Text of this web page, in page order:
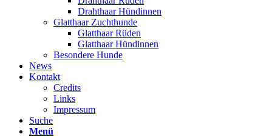
Drahthaar Hündinnen
Glatthaar Zuchthunde
Glatthaar Rüden
Glatthaar Hündinnen
Besondere Hunde
News
Kontakt
Credits
Links
Impressum
Suche
Menü